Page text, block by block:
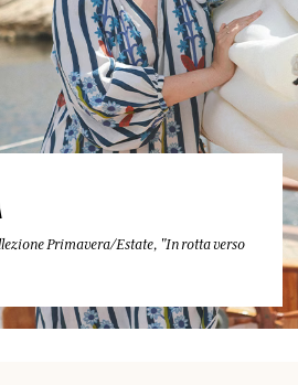
Primavera/Estate, "In rotta verso